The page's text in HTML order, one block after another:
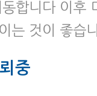
동합니다 이후
는 것이 좋습
중